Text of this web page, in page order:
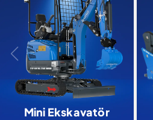
Mini Ekskavatör